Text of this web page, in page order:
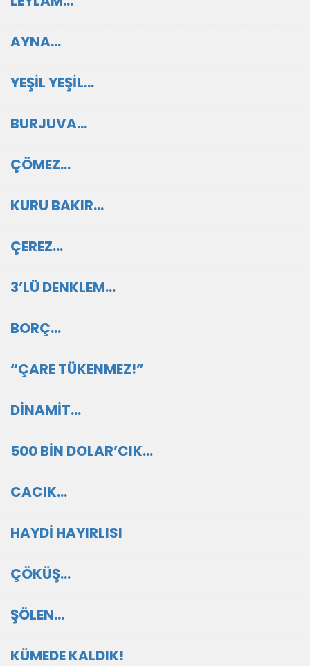
AYNA…
YEŞİL YEŞİL…
BURJUVA…
ÇÖMEZ…
KURU BAKIR…
ÇEREZ…
3’LÜ DENKLEM…
BORÇ…
“ÇARE TÜKENMEZ!”
DİNAMİT…
500 BİN DOLAR’CIK…
CACIK…
HAYDİ HAYIRLISI
ÇÖKÜŞ…
ŞÖLEN…
KÜMEDE KALDIK!